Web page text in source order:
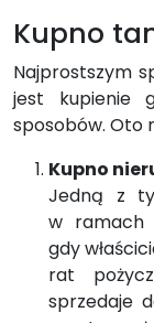
Kupno
Najprostszym
jest kupienie
sposobów. Oto
Kupno
Jedną z
w ramach
gdy
rat
sprzedaje